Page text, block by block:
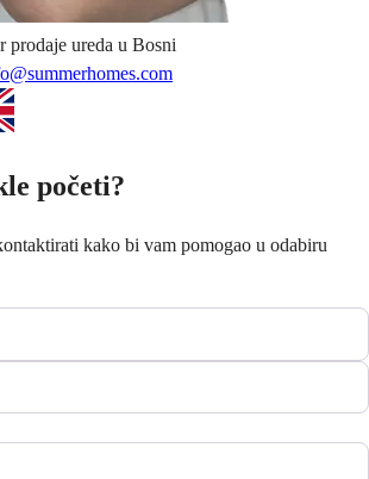
prodaje ureda u Bosni
početi?
kako bi vam pomogao u odabiru